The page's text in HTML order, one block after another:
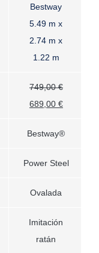
Bestway
5.49 m x
2.74 m x
1.22 m
749,00€
El
original
689,00 €El
actual
Bestway®
Power Steel
Ovalada
Imitación
ratán